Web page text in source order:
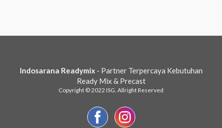
Indosarana Readymix- Partner Terpercaya Kebutuhan
Ready Mix & Precast
Copyright © 2022 ISG. Allright Reserved